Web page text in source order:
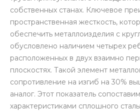
собственных станах. Ключевое
пространственная жесткость,
обеспечить металлоизделия с
обусловлено наличием четырех
расположенных в двух взаимно
плоскостях. Такой элемент
сопротивление на изгиб на 30%
аналог. Этот показатель
характеристиками сплошного